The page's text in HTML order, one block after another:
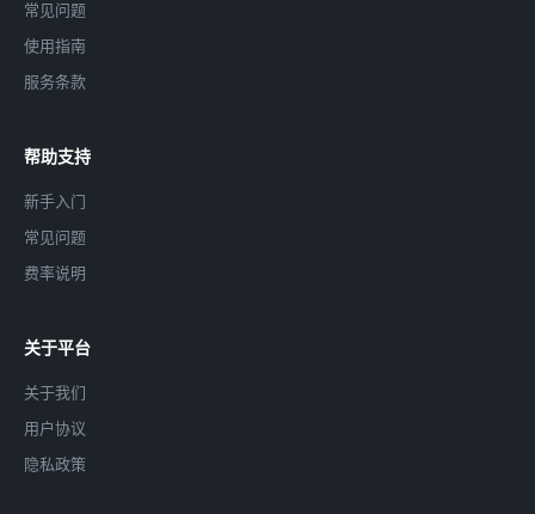
常见问题
使用指南
服务条款
帮助支持
新手入门
常见问题
费率说明
关于平台
关于我们
用户协议
隐私政策